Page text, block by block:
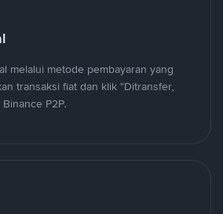
melalui metode pembayaran yang
transaksi fiat dan klik "Ditransfer,
P2P.